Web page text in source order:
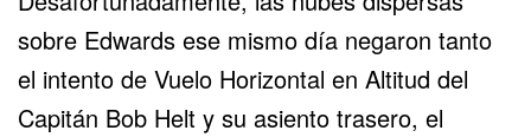
sobre Edwards ese mismo día negaron tanto
el intento de Vuelo Horizontal en Altitud del
Capitán Bob Helt y su asiento trasero, el